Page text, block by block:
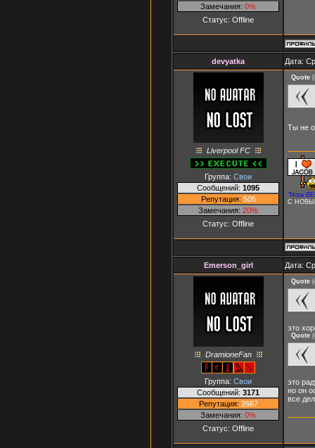
Замечания: 0%
Статус: Offline
devyatka Дата:
Liverpool FC
Группа: Свои
Сообщений: 1095
Репутация: 505
Замечания: 20%
Статус: Offline
Quote (
Ты не
"Nota
С
Emerson_girl Дата:
DramioneFan
Группа: Свои
Сообщений: 3171
Репутация: 2667
Замечания: 0%
Статус: Offline
Quote (
это
Quote (
это
но он
все